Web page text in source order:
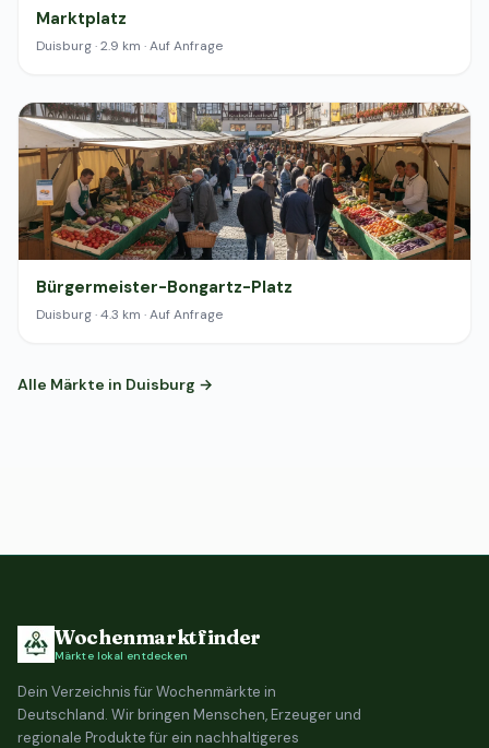
Marktplatz
Duisburg · 2.9 km · Auf Anfrage
Bürgermeister-Bongartz-Platz
Duisburg · 4.3 km · Auf Anfrage
Alle Märkte in Duisburg →
Wochenmarktfinder
Märkte lokal entdecken
Dein Verzeichnis für Wochenmärkte in
Deutschland. Wir bringen Menschen, Erzeuger und
regionale Produkte für ein nachhaltigeres